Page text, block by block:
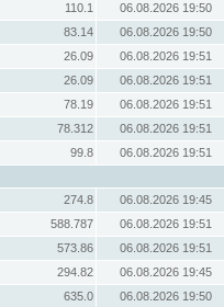
110.1
06.08.2026 19:50
83.14
06.08.2026 19:50
26.09
06.08.2026 19:51
26.09
06.08.2026 19:51
78.19
06.08.2026 19:51
78.312
06.08.2026 19:51
99.8
06.08.2026 19:51
274.8
06.08.2026 19:45
588.787
06.08.2026 19:51
573.86
06.08.2026 19:51
294.82
06.08.2026 19:45
635.0
06.08.2026 19:50